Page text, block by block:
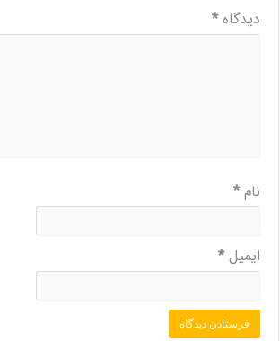
دیدگاه*
نام*
ایمیل*